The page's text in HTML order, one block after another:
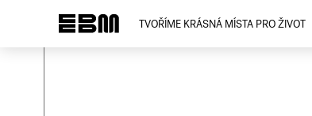
TVOŘÍME KRÁSNÁ MÍSTA PRO ŽIVOT